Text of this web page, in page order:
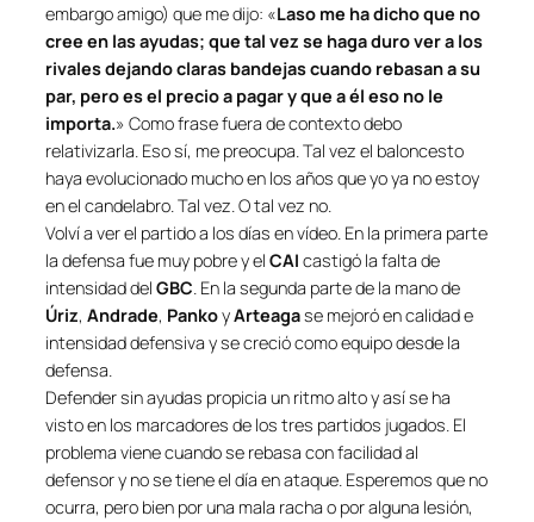
embargo amigo) que me dijo: «Laso me ha dicho que no
cree en las ayudas; que tal vez se haga duro ver a los
rivales dejando claras bandejas cuando rebasan a su
par, pero es el precio a pagar y que a él eso no le
importa.» Como frase fuera de contexto debo
relativizarla. Eso sí, me preocupa. Tal vez el baloncesto
haya evolucionado mucho en los años que yo ya no estoy
en el candelabro. Tal vez. O tal vez no.
Volví a ver el partido a los días en vídeo. En la primera parte
la defensa fue muy pobre y el CAI castigó la falta de
intensidad del GBC. En la segunda parte de la mano de
Úriz, Andrade, PankoyArteagase mejoró en calidad e
intensidad defensiva y se creció como equipo desde la
defensa.
Defender sin ayudas propicia un ritmo alto y así se ha
visto en los marcadores de los tres partidos jugados. El
problema viene cuando se rebasa con facilidad al
defensor y no se tiene el día en ataque. Esperemos que no
ocurra, pero bien por una mala racha o por alguna lesión,